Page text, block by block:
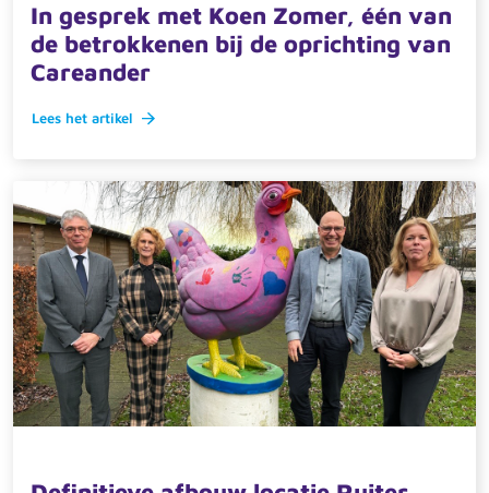
In gesprek met Koen Zomer, één van
de betrokkenen bij de oprichting van
Careander
Lees het artikel